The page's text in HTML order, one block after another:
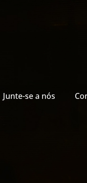
Junte-se a nós